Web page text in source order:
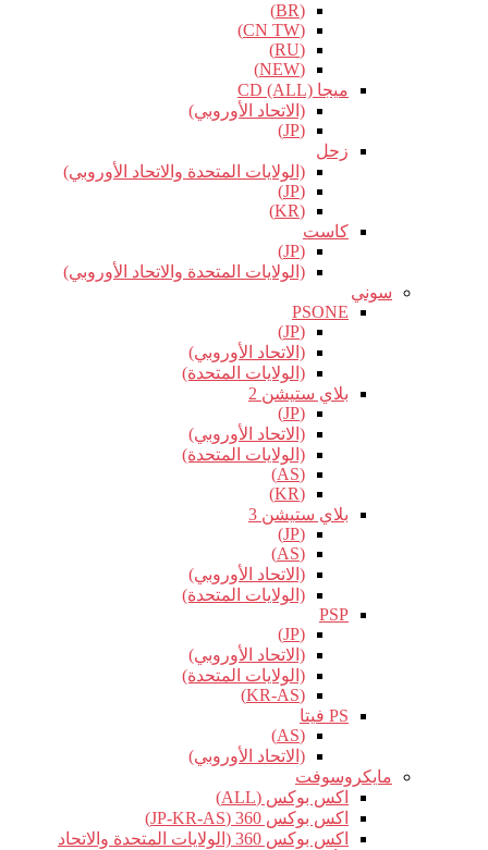
(BR)
(CN TW)
(RU)
(NEW)
ميجا CD (ALL)
(الاتحاد الأوروبي)
(JP)
زحل
(الولايات المتحدة والاتحاد الأوروبي)
(JP)
(KR)
كاست
(JP)
(الولايات المتحدة والاتحاد الأوروبي)
سوني
PSONE
(JP)
(الاتحاد الأوروبي)
(الولايات المتحدة)
بلاي ستيشن 2
(JP)
(الاتحاد الأوروبي)
(الولايات المتحدة)
(AS)
(KR)
بلاي ستيشن 3
(JP)
(AS)
(الاتحاد الأوروبي)
(الولايات المتحدة)
PSP
(JP)
(الاتحاد الأوروبي)
(الولايات المتحدة)
(KR-AS)
PS فيتا
(AS)
(الاتحاد الأوروبي)
مايكروسوفت
اكس بوكس (ALL)
اكس بوكس 360 (JP-KR-AS)
اكس بوكس 360 (الولايات المتحدة والاتحاد